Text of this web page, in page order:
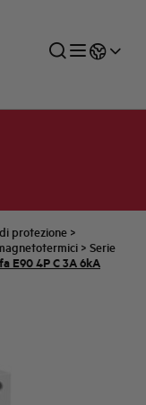
protezione >
> Serie
E90 4P C 3A 6kA